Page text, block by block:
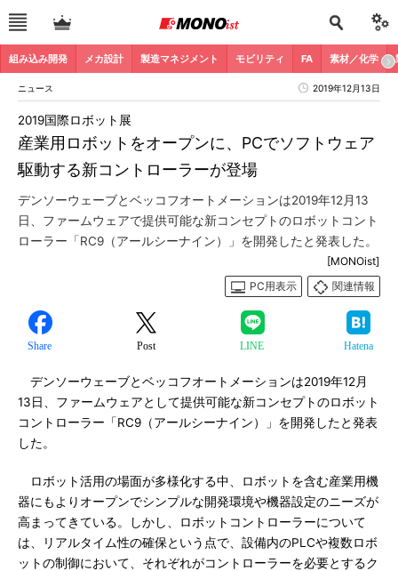
組み込み開発 メカ設計 製造マネジメント モビリティ FA 素材／化学
ニュース 2019年12月13日
産業用ロボットをオープンに、PCでソフトウェア
駆動する新コントローラーが登場
2019国際ロボット展
デンソーウェーブとベッコフオートメーションは2019年12月13
日、ファームウェアで提供可能な新コンセプトのロボットコント
ローラー「RC9（アールシーナイン）」を開発したと発表した。
[MONOist]
PC用表示
関連情報
Share Post LINE Hatena
デンソーウェーブとベッコフオートメーションは2019年12月
13日、ファームウェアとして提供可能な新コンセプトのロボット
コントローラー「RC9（アールシーナイン）」を開発したと発表
した。
ロボット活用の場面が多様化する中、ロボットを含む産業用機
器にもよりオープンでシンプルな開発環境や機器設定のニーズが
高まってきている。しかし、ロボットコントローラーについて
は、リアルタイム性の確保という点で、設備内のPLCや複数ロボ
ットの制御において、それぞれがコントローラーを必要とするク